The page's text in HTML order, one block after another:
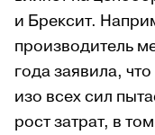
и Брексит.
производитель
года заявила,
изо всех сил
рост затрат, в